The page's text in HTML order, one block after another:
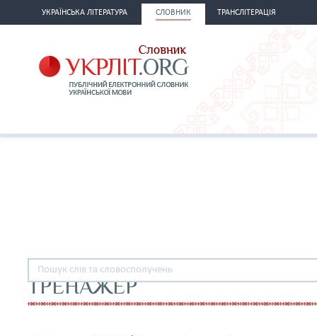
УКРАЇНСЬКА ЛІТЕРАТУРА СЛОВНИК ТРАНСЛІТЕРАЦІЯ
ТРЕНАЖЕР